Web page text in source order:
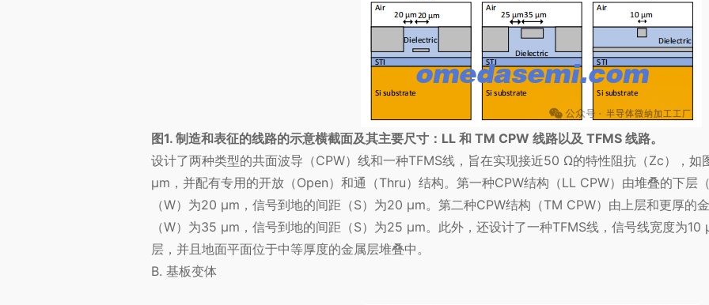
图1. 制造和表征的线路的示意横截面及其主要尺寸：LL 和 TM CPW 线路以及 TFMS 线路。
设计了两种类型的共面波导（CPW）线和一种TFMS线，旨在实现接近50 Ω的特性阻抗（Zc），如
µm，并配有专用的开放（Open）和通（Thru）结构。第一种CPW结构（LL CPW）由堆叠的下层
（W）为20 µm，信号到地的间距（S）为20 µm。第二种CPW结构（TM CPW）由上层和更厚的
（W）为35 µm，信号到地的间距（S）为25 µm。此外，还设计了一种TFMS线，信号线宽度为
层，并且地面平面位于中等厚度的金属层堆叠中。
B. 基板变体